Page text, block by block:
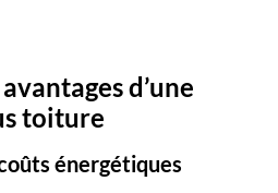
d’une
toiture
énergétiques